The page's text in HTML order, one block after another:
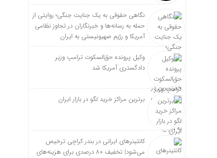
نگاهی حقوقی به یک جنایت جنگی؛ روایتی از
حمله به رسانه‌ها و خبرنگاران در تجاوز نظامی
آمریکا و رژیم صهیونیستی به ایران
وکیل پرونده حق‌السکوت ترامپ وزیر
دادگستری آمریکا شد
برترین مراکز خرید لگو در بازار ایران
کانتینرهای ایرانی در بندر کراچی ترخیص
می‌شود| تخفیف ۸۰ درصدی برای هزینه‌های